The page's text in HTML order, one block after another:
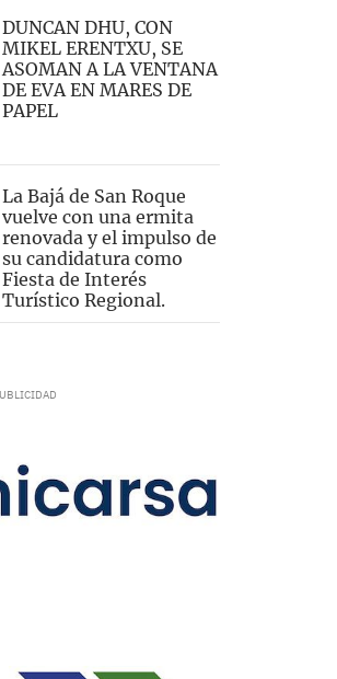
DUNCAN DHU, CON
MIKEL ERENTXU, SE
ASOMAN A LA VENTANA
DE EVA EN MARES DE
PAPEL
La Bajá de San Roque
vuelve con una ermita
renovada y el impulso de
su candidatura como
Fiesta de Interés
Turístico Regional.